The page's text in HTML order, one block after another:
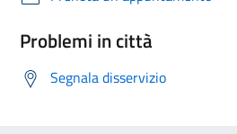
Problemi in città
Segnala disservizio